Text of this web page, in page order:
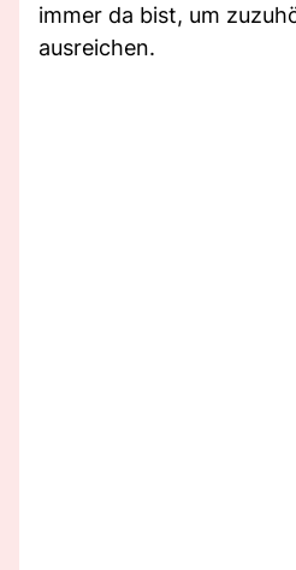
immer da bist, um
ausreichen.